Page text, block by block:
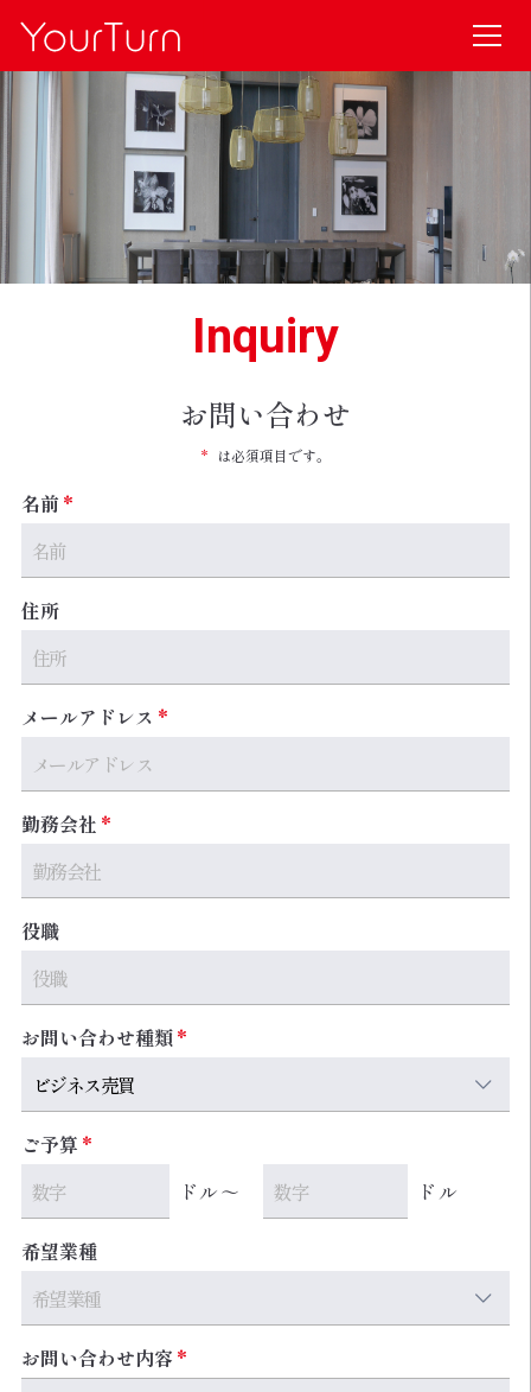
Inquiry
お問い合わせ
* は必須項目です。
名前
住所
メールアドレス
勤務会社
役職
お問い合わせ種類
ご予算
ドル～
ドル
希望業種
お問い合わせ内容